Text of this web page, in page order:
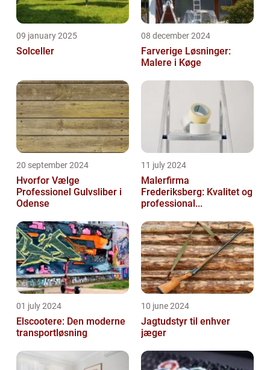
09 january 2025
Solceller
08 december 2024
Farverige Løsninger:
Malere i Køge
20 september 2024
Hvorfor Vælge
Professionel Gulvsliber i
Odense
11 july 2024
Malerfirma
Frederiksberg: Kvalitet og
professional...
01 july 2024
Elscootere: Den moderne
transportløsning
10 june 2024
Jagtudstyr til enhver
jæger